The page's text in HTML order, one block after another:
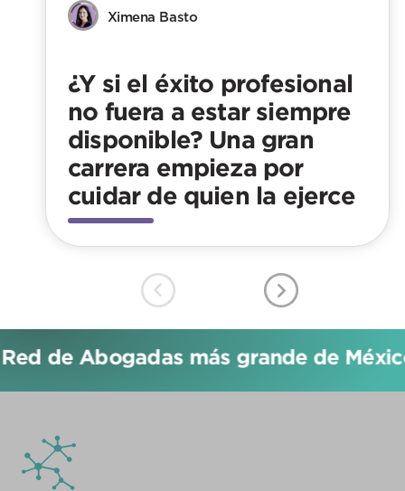
Ximena Basto
¿Y si el éxito profesional
no fuera a estar siempre
disponible? Una gran
carrera empieza por
cuidar de quien la ejerce
de Abogadas más grande de México!